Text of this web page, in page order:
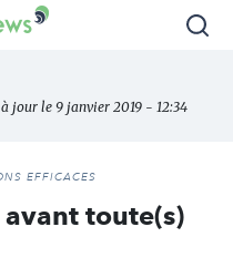
jour le 9 janvier 2019 - 12:34
EFFICACES
avant toute(s)